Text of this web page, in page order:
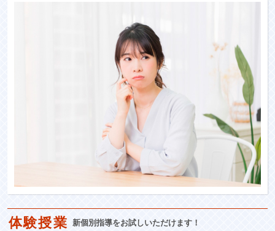
体験授業 新個別指導をお試しいただけます！